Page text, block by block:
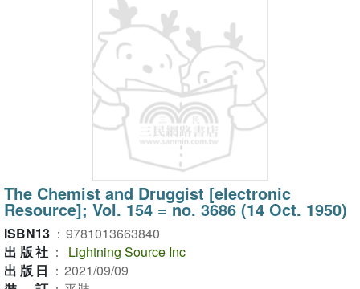
The Chemist and Druggist [electronic
Resource]; Vol. 154 = no. 3686 (14 Oct. 1950)
ISBN13 ： 9781013663840
出版社 ：
Lightning Source Inc
出版日 ： 2021/09/09